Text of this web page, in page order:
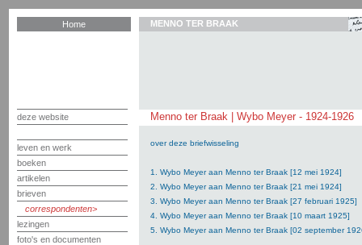
Home
deze website
leven en werk
boeken
artikelen
brieven
correspondenten
lezingen
foto's en documenten
MENNO TER BRAAK
Menno ter Braak | Wybo Meyer - 1924-1926
over deze briefwisseling
1. Wybo Meyer aan Menno ter Braak [12 mei 1924]
2. Wybo Meyer aan Menno ter Braak [21 mei 1924]
3. Wybo Meyer aan Menno ter Braak [27 februari 1925]
4. Wybo Meyer aan Menno ter Braak [10 maart 1925]
5. Wybo Meyer aan Menno ter Braak [02 september